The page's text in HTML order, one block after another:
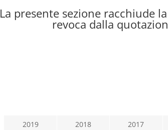
La presente sezione racchiude
revoca dalla
2019 2018 2017